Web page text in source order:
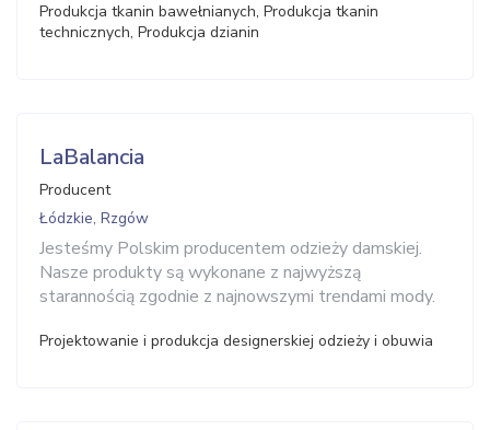
Produkcja tkanin bawełnianych, Produkcja tkanin
technicznych, Produkcja dzianin
LaBalancia
Producent
Łódzkie, Rzgów
Jesteśmy Polskim producentem odzieży damskiej.
Nasze produkty są wykonane z najwyższą
starannością zgodnie z najnowszymi trendami mody.
Projektowanie i produkcja designerskiej odzieży i obuwia